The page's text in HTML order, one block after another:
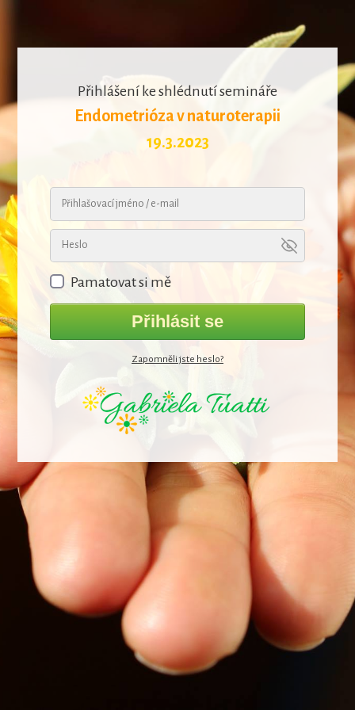
Přihlášení ke shlédnutí semináře
Endometrióza v naturoterapii
19.3.2023
Pamatovat si mě
Přihlásit se
Zapomněli jste heslo?